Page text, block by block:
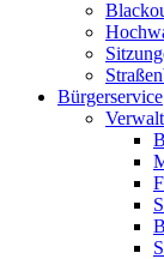
Bürgerservice